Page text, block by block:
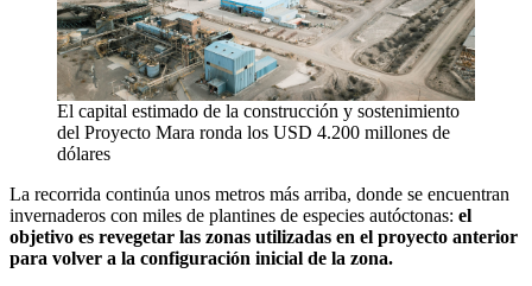
El capital estimado de la construcción y sostenimiento
del Proyecto Mara ronda los USD 4.200 millones de
dólares
La recorrida continúa unos metros más arriba, donde se encuentran
invernaderos con miles de plantines de especies autóctonas: el
objetivo es revegetar las zonas utilizadas en el proyecto anterior
para volver a la configuración inicial de la zona.